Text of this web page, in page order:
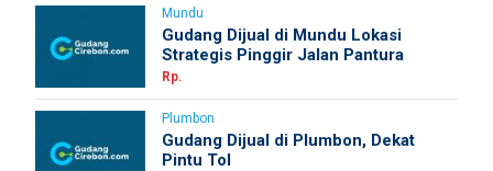
Mundu
Gudang Dijual di Mundu Lokasi
Strategis Pinggir Jalan Pantura
Rp.
Plumbon
Gudang Dijual di Plumbon, Dekat
Pintu Tol